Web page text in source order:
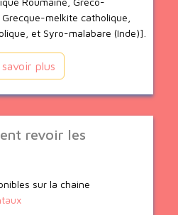
melkite catholique,
et Syro-malabare (Inde)].
savoir plus
revoir les
sur la chaine